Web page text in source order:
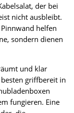
der bei
nicht ausbleibt.
helfen
sondern dienen
und klar
griffbereit in
fungieren. Eine